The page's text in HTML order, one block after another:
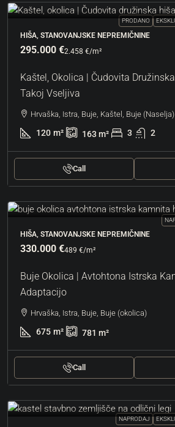
PRODANO
HIŠA, STANOVANJSKE NEPREMIČNINE
295.000 €2.458 €/m²
Kaštel, Okolica | Čudovita
Takoj Vseljiva
Hrvaška, Istra, Buje, Kaštel, Buje (Naselja)
120 m² 163m² 3 2
Call
HIŠA, STANOVANJSKE NEPREMIČNINE
330.000 €489 €/m²
Buje Okolica | Avtohtona Istrska
Adaptacijo
Hrvaška, Istra, Buje, Buje (okolica)
675 m² 781 m²
Call
NAPRODAJ